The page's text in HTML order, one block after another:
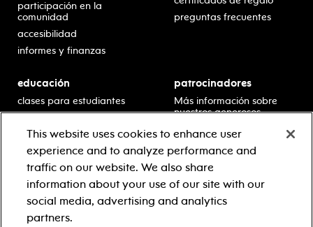
participación en la
comunidad
accesibilidad
informes y finanzas
preguntas frecuentes
educación
clases para estudiantes
escolar
residencias en escuelas
desarrollo profesional
recursos para docentes
comuníquese con el
equipo educativo
patrocinadores
Más información sobre
nuestros generosos
This website uses cookies to enhance user
experience and to analyze performance and
traffic on our website. We also share
information about your use of our site with our
social media, advertising and analytics
partners.